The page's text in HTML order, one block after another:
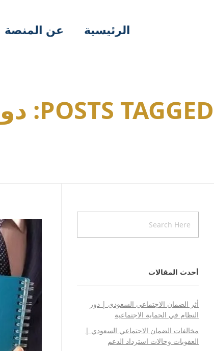
الرئيسية عن المنصة
POSTS TAGGED: دور المحامي في المجتمع السعودي الحديث
أحدث المقالات
أثر الضمان الاجتماعي السعودي | دور
النظام في الحماية الاجتماعية
مخالفات الضمان الاجتماعي السعودي |
العقوبات وحالات استرداد الدعم